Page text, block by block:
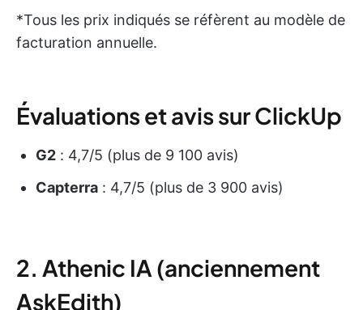
*Tous les prix indiqués se réfèrent au modèle de
facturation annuelle.
Évaluations et avis sur ClickUp
G2 : 4,7/5 (plus de 9 100 avis)
Capterra : 4,7/5 (plus de 3 900 avis)
2. Athenic IA (anciennement
AskEdith)